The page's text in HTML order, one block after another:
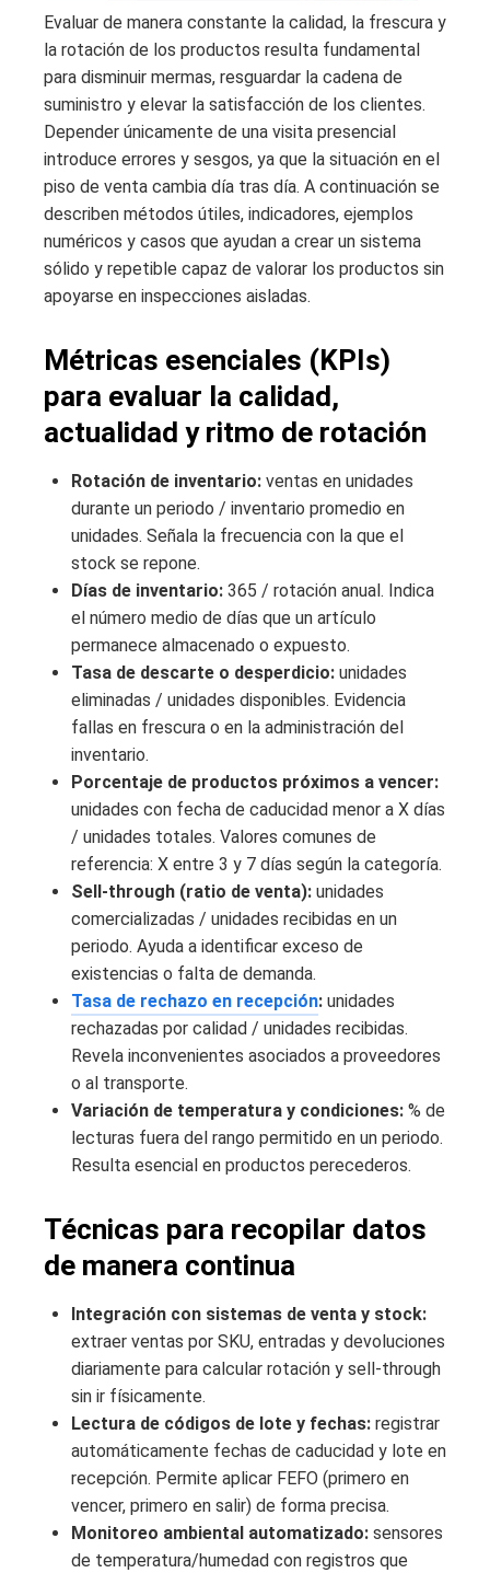
Evaluar de manera constante la calidad, la frescura y
la rotación de los productos resulta fundamental
para disminuir mermas, resguardar la cadena de
suministro y elevar la satisfacción de los clientes.
Depender únicamente de una visita presencial
introduce errores y sesgos, ya que la situación en el
piso de venta cambia día tras día. A continuación se
describen métodos útiles, indicadores, ejemplos
numéricos y casos que ayudan a crear un sistema
sólido y repetible capaz de valorar los productos sin
apoyarse en inspecciones aisladas.
Métricas esenciales (KPIs)
para evaluar la calidad,
actualidad y ritmo de rotación
Rotación de inventario: ventas en unidades
durante un periodo / inventario promedio en
unidades. Señala la frecuencia con la que el
stock se repone.
Días de inventario: 365 / rotación anual. Indica
el número medio de días que un artículo
permanece almacenado o expuesto.
Tasa de descarte o desperdicio: unidades
eliminadas / unidades disponibles. Evidencia
fallas en frescura o en la administración del
inventario.
Porcentaje de productos próximos a vencer:
unidades con fecha de caducidad menor a X días
/ unidades totales. Valores comunes de
referencia: X entre 3 y 7 días según la categoría.
Sell-through (ratio de venta): unidades
comercializadas / unidades recibidas en un
periodo. Ayuda a identificar exceso de
existencias o falta de demanda.
Tasa de rechazo en recepción: unidades
rechazadas por calidad / unidades recibidas.
Revela inconvenientes asociados a proveedores
o al transporte.
Variación de temperatura y condiciones: % de
lecturas fuera del rango permitido en un periodo.
Resulta esencial en productos perecederos.
Técnicas para recopilar datos
de manera continua
Integración con sistemas de venta y stock:
extraer ventas por SKU, entradas y devoluciones
diariamente para calcular rotación y sell-through
sin ir físicamente.
Lectura de códigos de lote y fechas: registrar
automáticamente fechas de caducidad y lote en
recepción. Permite aplicar FEFO (primero en
vencer, primero en salir) de forma precisa.
Monitoreo ambiental automatizado: sensores
de temperatura/humedad con registros que